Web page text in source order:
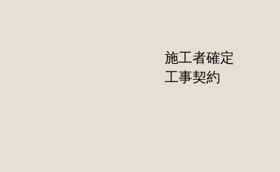
施工者確定
​工事契約